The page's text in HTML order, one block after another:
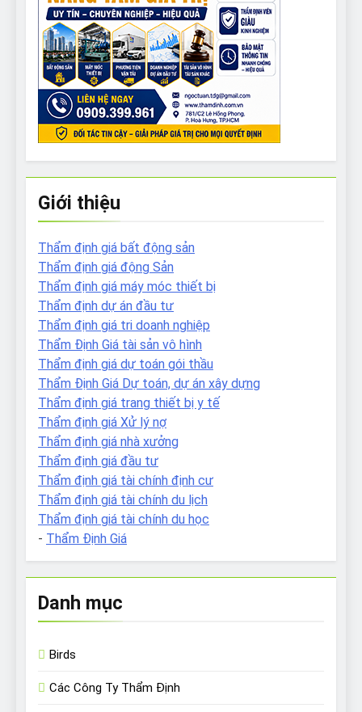
Giới thiệu
Thẩm định giá bất động sản
Thẩm định giá động Sản
Thẩm định giá máy móc thiết bị
Thẩm định dự án đầu tư
Thẩm định giá tri doanh nghiệp
Thẩm Định Giá tài sản vô hình
Thẩm định giá dự toán gói thầu
Thẩm Định Giá Dự toán, dự án xây dựng
Thẩm định giá trang thiết bị y tế
Thẩm định giá Xử lý nợ
Thẩm định giá nhà xưởng
Thẩm định giá đầu tư
Thẩm định giá tài chính định cư
Thẩm định giá tài chính du lịch
Thẩm định giá tài chính du học
- Thẩm Định Giá
Danh mục
Birds
Các Công Ty Thẩm Định